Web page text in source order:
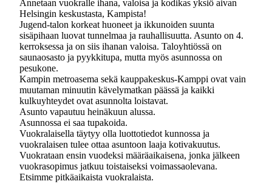
Annetaan vuokralle ihana, valoisa ja kodikas yksiö aivan
Helsingin keskustasta, Kampista!
Jugend-talon korkeat huoneet ja ikkunoiden suunta
sisäpihaan luovat tunnelmaa ja rauhallisuutta. Asunto on 4.
kerroksessa ja on siis ihanan valoisa. Taloyhtiössä on
saunaosasto ja pyykkitupa, mutta myös asunnossa on
pesukone.
Kampin metroasema sekä kauppakeskus-Kamppi ovat vain
muutaman minuutin kävelymatkan päässä ja kaikki
kulkuyhteydet ovat asunnolta loistavat.
Asunto vapautuu heinäkuun alussa.
Asunnossa ei saa tupakoida.
Vuokralaisella täytyy olla luottotiedot kunnossa ja
vuokralaisen tulee ottaa asuntoon laaja kotivakuutus.
Vuokrataan ensin vuodeksi määräaikaisena, jonka jälkeen
vuokrasopimus jatkuu toistaiseksi voimassaolevana.
Etsimme pitkäaikaista vuokralaista.